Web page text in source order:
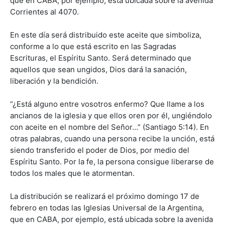
Corrientes al 4070.
En este día será distribuido este aceite que simboliza,
conforme a lo que está escrito en las Sagradas
Escrituras, el Espíritu Santo. Será determinado que
aquellos que sean ungidos, Dios dará la sanación,
liberación y la bendición.
“¿Está alguno entre vosotros enfermo? Que llame a los
ancianos de la iglesia y que ellos oren por él, ungiéndolo
con aceite en el nombre del Señor…” (Santiago 5:14). En
otras palabras, cuando una persona recibe la unción, está
siendo transferido el poder de Dios, por medio del
Espíritu Santo. Por la fe, la persona consigue liberarse de
todos los males que le atormentan.
La distribución se realizará el próximo domingo 17 de
febrero en todas las Iglesias Universal de la Argentina,
que en CABA, por ejemplo, está ubicada sobre la avenida